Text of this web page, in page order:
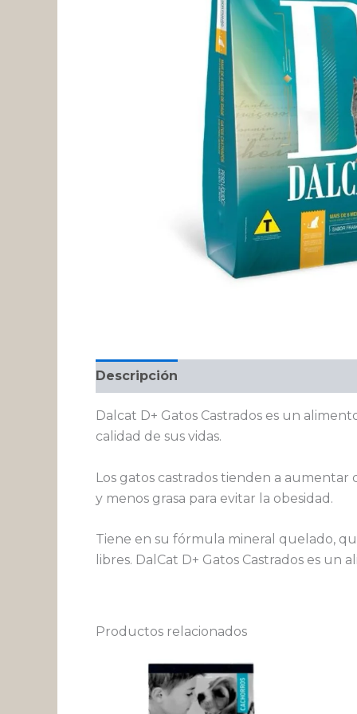
Descripción
Dalcat D+ Gatos Castrados es un
calidad de sus vidas.
Los gatos castrados tienden a aumentar
y menos grasa para evitar la obesidad.
Tiene en su fórmula mineral quelado,
libres. DalCat D+ Gatos Castrados es
Productos relacionados
de
precios:
desde
Este
tiene